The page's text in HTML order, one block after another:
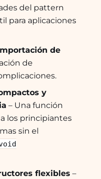
del pattern
para aplicaciones
de
de
y
– Una función
los principiantes
sin el
flexibles –